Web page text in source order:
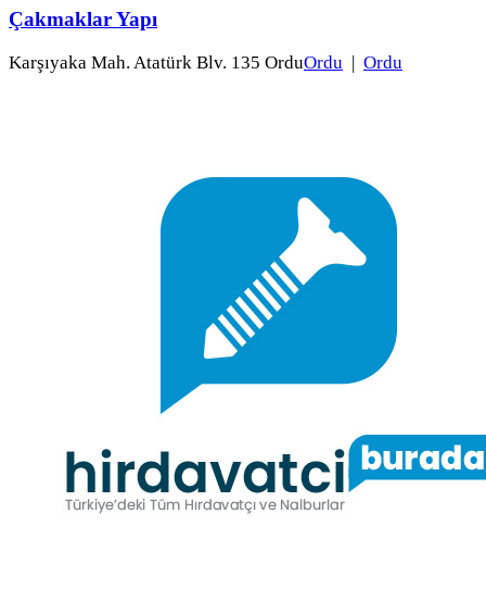
Çakmaklar Yapı
Karşıyaka Mah. Atatürk Blv. 135 OrduOrdu | Ordu